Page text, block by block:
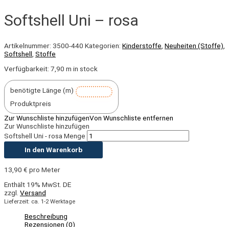
Softshell Uni – rosa
Artikelnummer: 3500-440 Kategorien: Kinderstoffe Neuheiten (Stoffe)
Softshell Stoffe
Verfügbarkeit: 7,90 m in stock
benötigte Länge (m)
Produktpreis
Zur Wunschliste hinzufügenVon Wunschliste entfernen
Zur Wunschliste hinzufügen
Softshell Uni - rosa Menge
In den Warenkorb
13,90 € pro Meter
Enthält 19% MwSt. DE
zzgl. Versand
Lieferzeit: ca. 1-2 Werktage
Beschreibung
Rezensionen (0)